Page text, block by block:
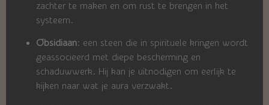
zachter te maken en om rust te brengen in het
systeem.
Obsidiaan: een steen die in spirituele kringen wordt
geassocieerd met diepe bescherming en
schaduwwerk. Hij kan je uitnodigen om eerlijk te
kijken naar wat je aura verzwakt.